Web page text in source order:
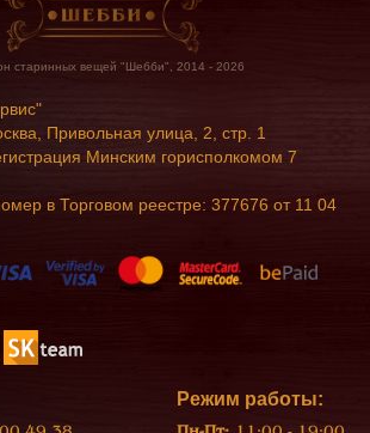
старинных вещей "Шебби", 2014 - 2026
Привольная улица, 2, стр. 1
Минским горисполкомом 7
в Торговом реестре: 377676 от 11 04
Режим работы: